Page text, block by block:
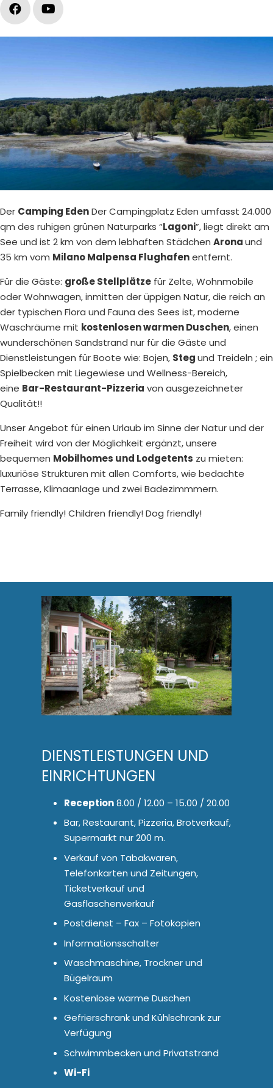
Der Camping EdenDer Campingplatz Eden umfasst 24.000
qm des ruhigen grünen Naturparks “Lagoni”, liegt direkt am
See und ist 2 km von dem lebhaften Städchen Aronaund
35 km vom Milano Malpensa Flughafenentfernt.
Für die Gäste: große Stellplätze für Zelte, Wohnmobile
oder Wohnwagen, inmitten der üppigen Natur, die reich an
der typischen Flora und Fauna des Sees ist, moderne
Waschräume mit kostenlosen warmen Duschen, einen
wunderschönen Sandstrand nur für die Gäste und
Dienstleistungen für Boote wie: Bojen, Stegund Treideln ; ein
Spielbecken mit Liegewiese und Wellness-Bereich,
eine Bar-Restaurant-Pizzeria von ausgezeichneter
Qualität!!
Unser Angebot für einen Urlaub im Sinne der Natur und der
Freiheit wird von der Möglichkeit ergänzt, unsere
bequemen Mobilhomes und Lodgetents zu mieten:
luxuriöse Strukturen mit allen Comforts, wie bedachte
Terrasse, Klimaanlage und zwei Badezimmmern.
Family friendly! Children friendly! Dog friendly!
DIENSTLEISTUNGEN UND
EINRICHTUNGEN
Reception8.00 / 12.00 – 15.00 / 20.00
Bar, Restaurant, Pizzeria, Brotverkauf,
Supermarkt nur 200 m.
Verkauf von Tabakwaren,
Telefonkarten und Zeitungen,
Ticketverkauf und
Gasflaschenverkauf
Postdienst – Fax – Fotokopien
Informationsschalter
Waschmaschine, Trockner und
Bügelraum
Kostenlose warme Duschen
Gefrierschrank und Kühlschrank zur
Verfügung
Schwimmbecken und Privatstrand
Wi-Fi